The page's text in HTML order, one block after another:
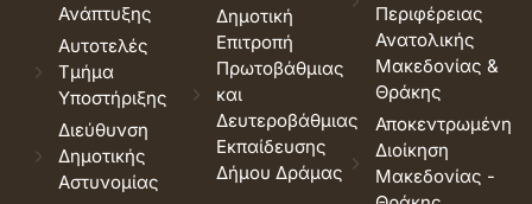
Ανάπτυξης
Αυτοτελές
Τμήμα
Υποστήριξης
Διεύθυνση
Δημοτικής
Αστυνομίας
Δημοτική
Επιτροπή
Πρωτοβάθμιας
και
Δευτεροβάθμιας
Εκπαίδευσης
Δήμου Δράμας
Περιφέρειας
Ανατολικής
Μακεδονίας &
Θράκης
Αποκεντρωμένη
Διοίκηση
Μακεδονίας -